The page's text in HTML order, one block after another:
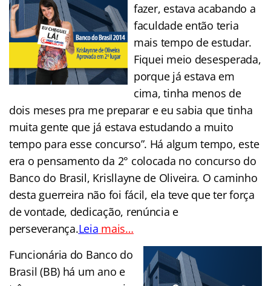
fazer, estava acabando a
faculdade então teria
mais tempo de estudar.
Fiquei meio desesperada,
porque já estava em
cima, tinha menos de
dois meses pra me preparar e eu sabia que tinha
muita gente que já estava estudando a muito
tempo para esse concurso”. Há algum tempo, este
era o pensamento da 2° colocada no concurso do
Banco do Brasil, Krisllayne de Oliveira. O caminho
desta guerreira não foi fácil, ela teve que ter força
de vontade, dedicação, renúncia e
perseverança.Leia mais…
Funcionária do Banco do
Brasil (BB) há um ano e